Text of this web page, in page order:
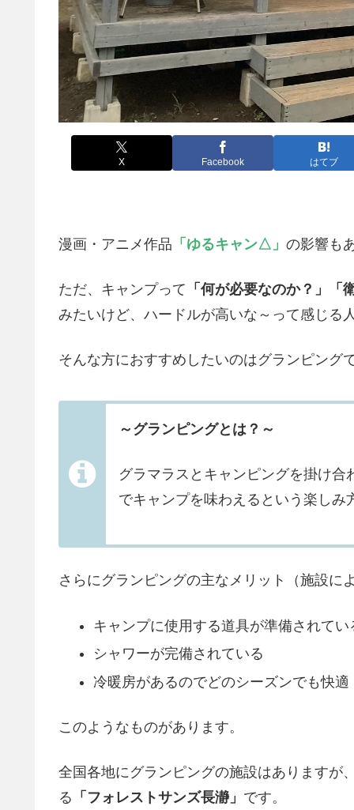
X Facebook はてブ
漫画・アニメ作品 「ゆるキャン△」 の影響も
ただ、キャンプって 「何が必要なのか？」「
みたいけど、ハードルが高いな～って感じる
そんな方におすすめしたいのはグランピング
～グランピングとは？～
グラマラスとキャンピングを掛け
でキャンプを味わえるという楽しみ
さらにグランピングの主なメリット（施設に
キャンプに使用する道具が準備されて
シャワーが完備されている
冷暖房があるのでどのシーズンでも快適
このようなものがあります。
全国各地にグランピングの施設はありますが
る 「フォレストサンズ長瀞」 です。